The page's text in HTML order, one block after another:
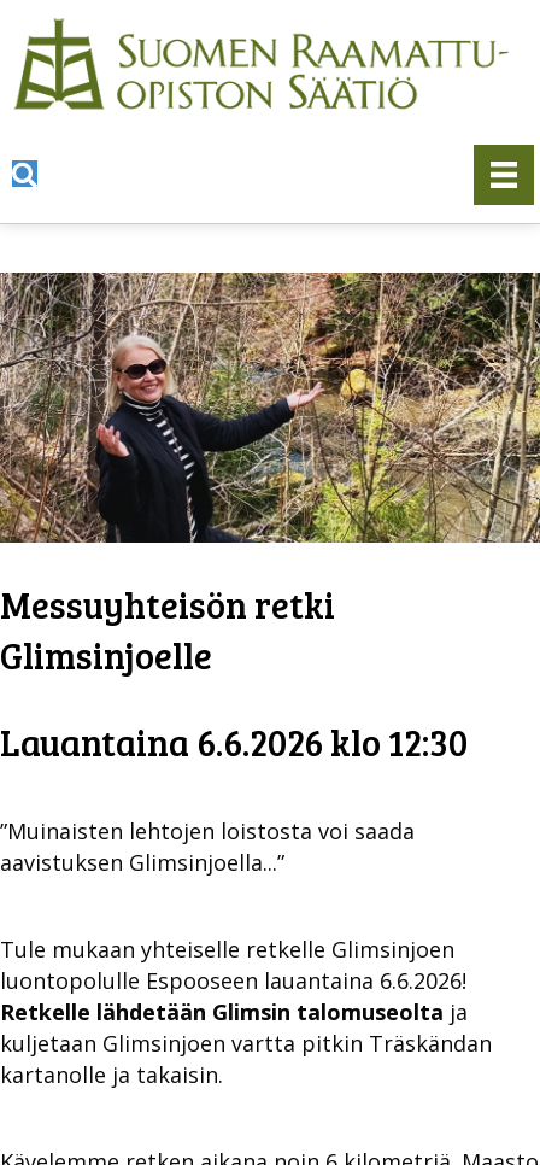
Messuyhteisön retki
Glimsinjoelle
Lauantaina 6.6.2026 klo 12:30
”Muinaisten lehtojen loistosta voi saada
aavistuksen Glimsinjoella...”
Tule mukaan yhteiselle retkelle Glimsinjoen
luontopolulle Espooseen lauantaina 6.6.2026!
Retkelle lähdetään Glimsin talomuseolta ja
kuljetaan Glimsinjoen vartta pitkin Träskändan
kartanolle ja takaisin.